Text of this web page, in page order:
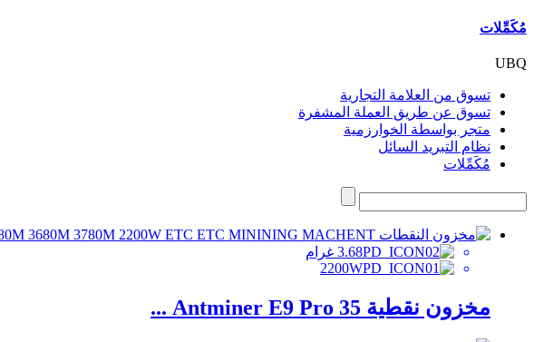
مُكَمِّلات
UBQ
تسوق من العلامة التجارية
تسوق عن طريق العملة المشفرة
متجر بواسطة الخوارزمية
نظام التبريد السائل
مُكَمِّلات
3.68 غرام
2200W
مخزون نقطية Antminer E9 Pro 35 ...